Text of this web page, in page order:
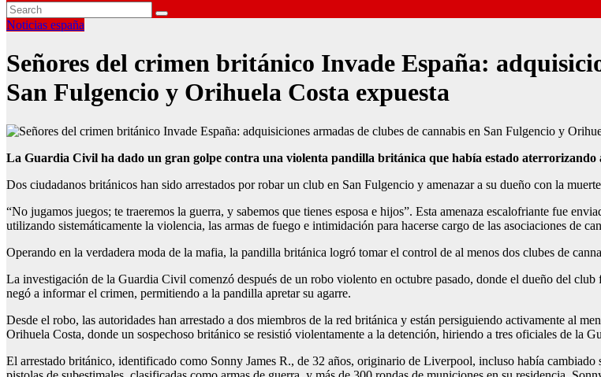
Noticias españa
Señores del crimen británico Invade España:
San Fulgencio y Orihuela Costa expuesta
La Guardia Civil ha dado un gran golpe contra una violenta pandilla británica que había estado aterrorizando
Dos ciudadanos británicos han sido arrestados por robar un club en San Fulgencio y amenazar a su dueño con la
“No jugamos juegos; te traeremos la guerra, y sabemos que tienes esposa e hijos”. Esta amenaza escalofriante fue
utilizando sistemáticamente la violencia, las armas de fuego e intimidación para hacerse cargo de las asociaciones de
Operando en la verdadera moda de la mafia, la pandilla británica logró tomar el control de al menos dos clubes de
La investigación de la Guardia Civil comenzó después de un robo violento en octubre pasado, donde el dueño del
negó a informar el crimen, permitiendo a la pandilla apretar su agarre.
Desde el robo, las autoridades han arrestado a dos miembros de la red británica y están persiguiendo activamente al
Orihuela Costa, donde un sospechoso británico se resistió violentamente a la detención, hiriendo a tres oficiales de la
El arrestado británico, identificado como Sonny James R., de 32 años, originario de Liverpool, incluso había